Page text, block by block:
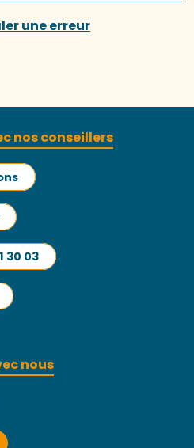
une erreur
nos conseillers
30 03
nous